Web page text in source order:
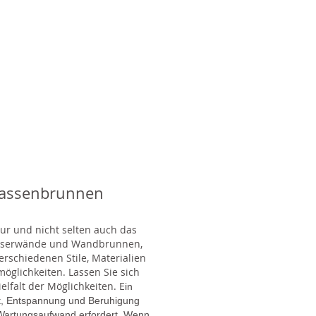
und nicht selten auch das
und Wandbrunnen,
Stile, Materialien
Lassen Sie sich
der Möglichkeiten. Ein
Entspannung und Beruhigung